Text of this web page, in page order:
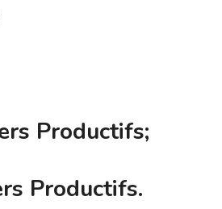
Productifs;
Productifs.